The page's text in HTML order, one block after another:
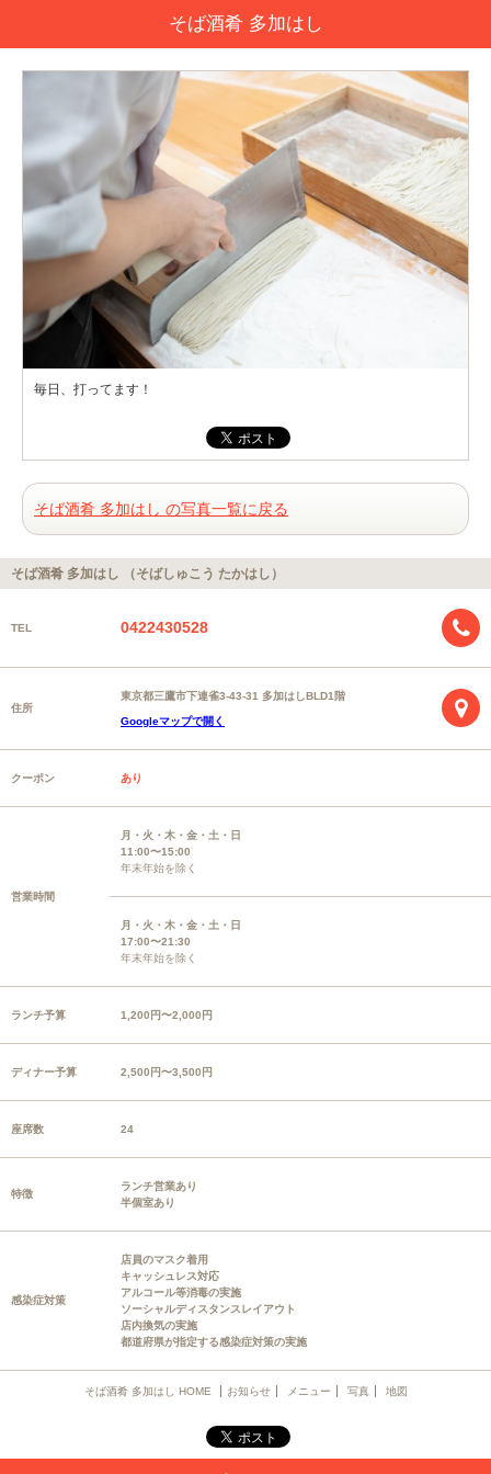
そば酒肴 多加はし
毎日、打ってます！
そば酒肴 多加はし の写真一覧に戻る
そば酒肴 多加はし （そばしゅこう たかはし）
TEL 0422430528
住所
東京都三鷹市下連雀3-43-31 多加はしBLD1階
Googleマップで開く
クーポン あり
営業時間
月・火・木・金・土・日
11:00〜15:00
年末年始を除く
月・火・木・金・土・日
17:00〜21:30
年末年始を除く
ランチ予算 1,200円〜2,000円
ディナー予算 2,500円〜3,500円
座席数 24
特徴
ランチ営業あり
半個室あり
感染症対策
店員のマスク着用
キャッシュレス対応
アルコール等消毒の実施
ソーシャルディスタンスレイアウト
店内換気の実施
都道府県が指定する感染症対策の実施
そば酒肴 多加はし HOME お知らせ メニュー 写真 地図